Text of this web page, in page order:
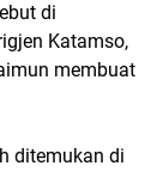
di
Katamso,
membuat
ditemukan di